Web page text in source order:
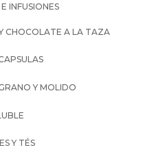
INFUSIONES
CHOCOLATE A LA TAZA
Y MOLIDO
Y TÉS